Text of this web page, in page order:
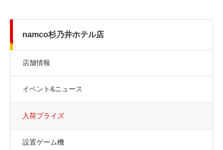
namco杉乃井ホテル店
店舗情報
イベント&ニュース
入荷プライズ
設置ゲーム機